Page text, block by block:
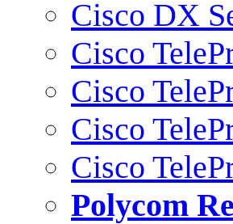
Cisco DX
Cisco
Cisco
Cisco
Cisco
Polycom